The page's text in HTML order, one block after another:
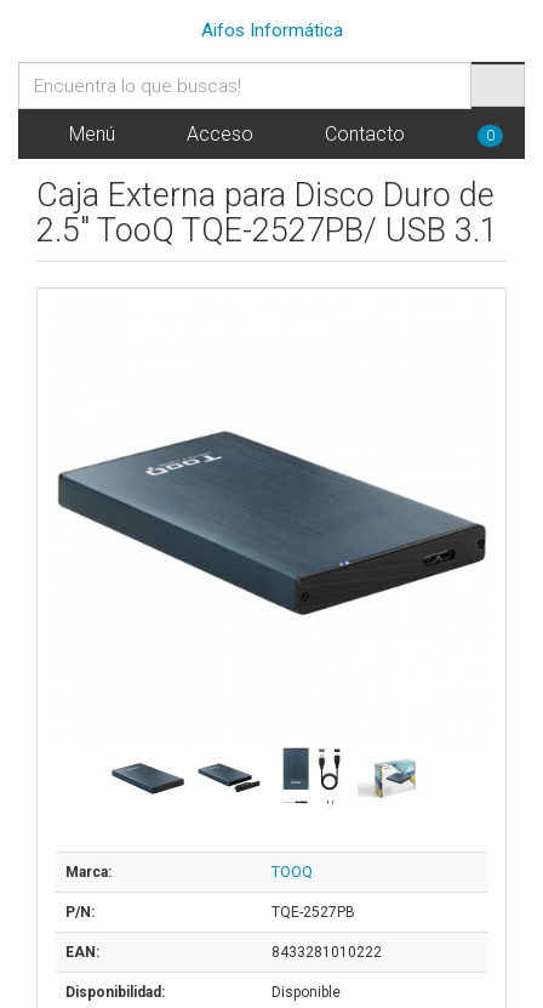
Aifos Informática
Menú Acceso Contacto 0
Caja Externa para Disco Duro de
2.5" TooQ TQE-2527PB/ USB 3.1
Marca: TOOQ
P/N: TQE-2527PB
EAN: 8433281010222
Disponibilidad: Disponible